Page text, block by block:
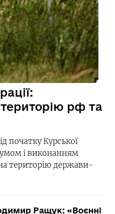
рф та
початку Курської
і виконанням
на територію держави-
Ращук: «Воєнні